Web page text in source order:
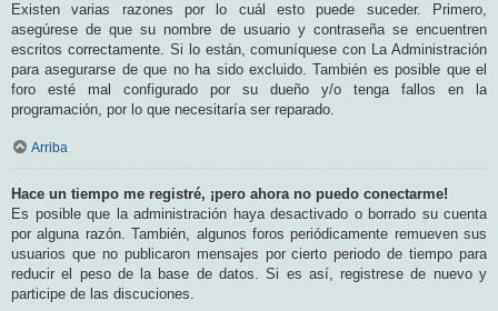
Existen varias razones por lo cuál esto puede suceder. Primero,
asegúrese de que su nombre de usuario y contraseña se encuentren
escritos correctamente. Si lo están, comuníquese con La Administración
para asegurarse de que no ha sido excluido. También es posible que el
foro esté mal configurado por su dueño y/o tenga fallos en la
programación, por lo que necesitaría ser reparado.
Arriba
Hace un tiempo me registré, ¡pero ahora no puedo conectarme!
Es posible que la administración haya desactivado o borrado su cuenta
por alguna razón. También, algunos foros periódicamente remueven sus
usuarios que no publicaron mensajes por cierto periodo de tiempo para
reducir el peso de la base de datos. Si es así, registrese de nuevo y
participe de las discuciones.